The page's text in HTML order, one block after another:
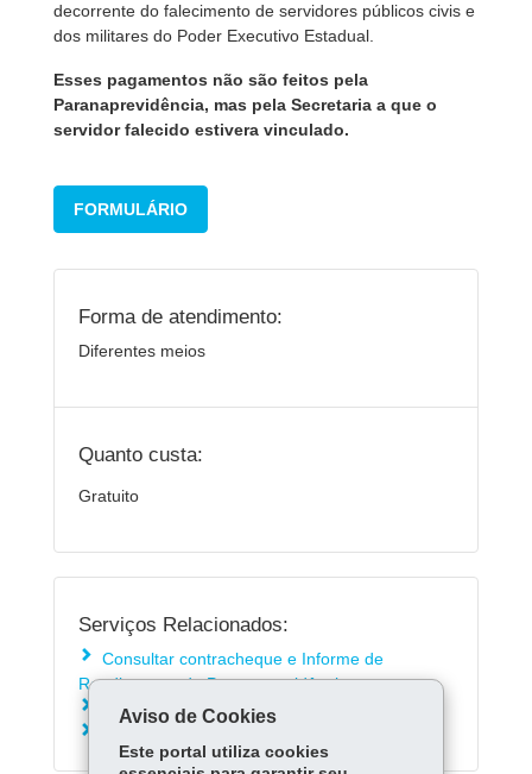
decorrente do falecimento de servidores públicos civis e
dos militares do Poder Executivo Estadual.
Esses pagamentos não são feitos pela
Paranaprevidência, mas pela Secretaria a que o
servidor falecido estivera vinculado.
FORMULÁRIO
Forma de atendimento:
Diferentes meios
Quanto custa:
Gratuito
Serviços Relacionados:
Consultar contracheque e Informe de
Rendimentos da Paranaprevidência
Solicitar declarações da Paranaprevidência
Aviso de Cookies
Este portal utiliza cookies